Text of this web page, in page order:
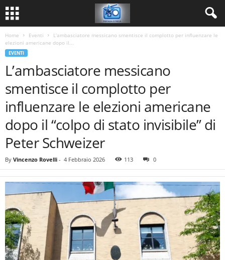
Home Eventi
L’ambasciatore messicano smentisce il complotto per influenzare le
elezioni americane dopo il...
EVENTI
L’ambasciatore messicano
smentisce il complotto per
influenzare le elezioni americane
dopo il “colpo di stato invisibile” di
Peter Schweizer
By Vincenzo Rovelli - 4 Febbraio 2026 113 0